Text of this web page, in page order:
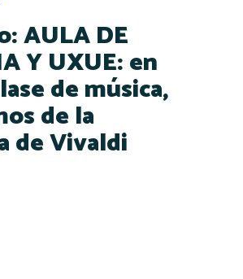
AULA DE
Y UXUE: en
de música,
de la
de Vivaldi